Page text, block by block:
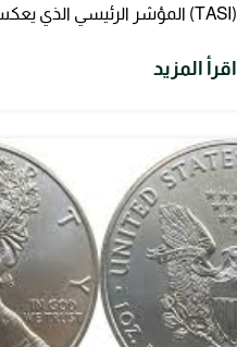
(TASI) المؤشر الرئيسي الذي يعكس...
اقرأ المزيد